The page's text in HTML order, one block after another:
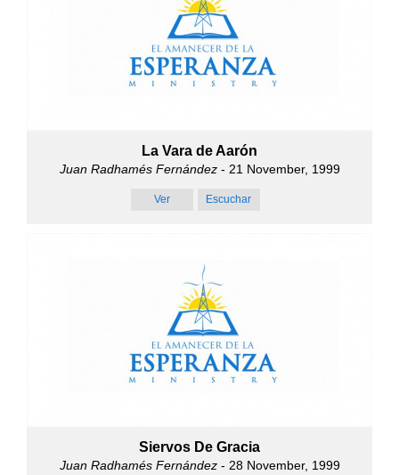
La Vara de Aarón
Juan Radhamés Fernández- 21 November, 1999
Ver Escuchar
Siervos De Gracia
Juan Radhamés Fernández- 28 November, 1999